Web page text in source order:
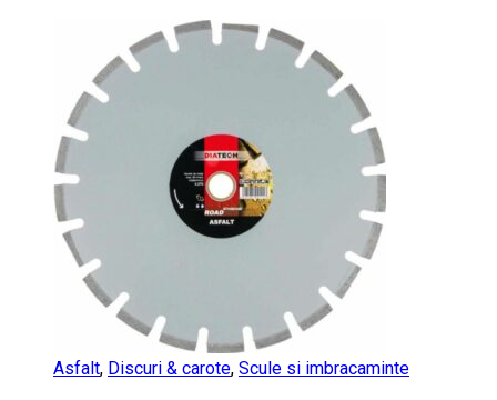
Asfalt, Discuri & carote, Scule si imbracaminte